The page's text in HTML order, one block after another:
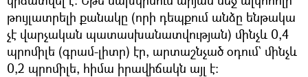
թույլատրելի քանակը (որի դեպքում անձը ենթակա
չէ վարչական պատասխանատվության) մինչև 0,4
պրոմիլե (գրամ-լիտր) էր, արտաշնչած օդում` մինչև
0,2 պրոմիլե, հիմա իրավիճակն այլ է։